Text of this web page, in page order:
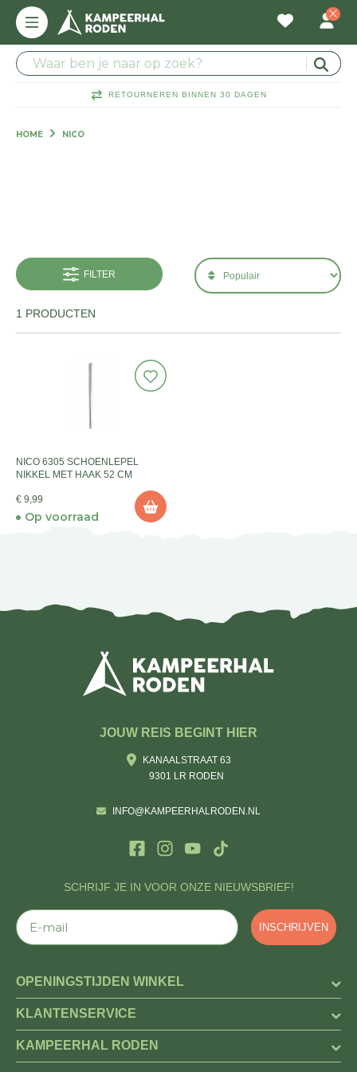
RETOURNEREN BINNEN 30 DAGEN
HOME NICO
FILTER
1 PRODUCTEN
NICO 6305 SCHOENLEPEL
NIKKEL MET HAAK 52 CM
€ 9,99
Op voorraad
SCHRIJF JE IN VOOR ONZE NIEUWSBRIEF!
E-mail
INSCHRIJVEN
JOUW REIS BEGINT HIER
KANAALSTRAAT 63
9301 LR RODEN
INFO@KAMPEERHALRODEN.NL
OPENINGSTIJDEN WINKEL
KLANTENSERVICE
KAMPEERHAL RODEN